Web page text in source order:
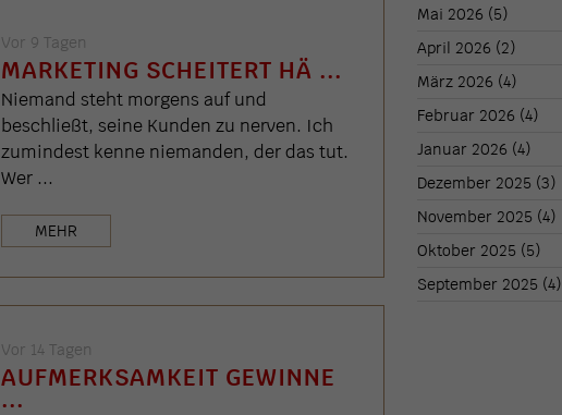
Vor 9 Tagen
MARKETING SCHEITERT HÄ ...
Niemand steht morgens auf und
beschließt, seine Kunden zu nerven. Ich
zumindest kenne niemanden, der das tut.
Wer ...
MEHR
Vor 14 Tagen
AUFMERKSAMKEIT GEWINNE
...
Mai 2026 (5)
April 2026 (2)
März 2026 (4)
Februar 2026 (4)
Januar 2026 (4)
Dezember 2025 (3)
November 2025 (4)
Oktober 2025 (5)
September 2025 (4)